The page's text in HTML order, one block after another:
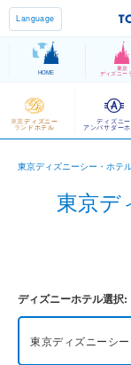
Language
HOME
東京
ディズニー
東京ディズニー
ランドホテル
ディズニー
アンバサダー
東京ディズニーシー・ホテ
東京デ
ディズニーホテル選択:
東京ディズニーシ